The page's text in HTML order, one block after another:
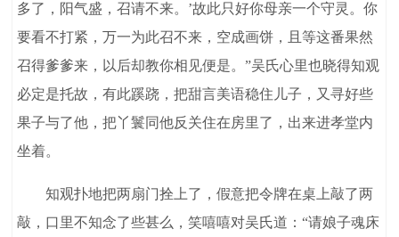
多了，阳气盛，召请不来。’故此只好你母亲一个守灵。你
要看不打紧，万一为此召不来，空成画饼，且等这番果然
召得爹爹来，以后却教你相见便是。”吴氏心里也晓得知观
必定是托故，有此蹊跷，把甜言美语稳住儿子，又寻好些
果子与了他，把丫鬟同他反关住在房里了，出来进孝堂内
坐着。
知观扑地把两扇门拴上了，假意把令牌在桌上敲了两
敲，口里不知念了些甚么，笑嘻嘻对吴氏道：“请娘子魂床